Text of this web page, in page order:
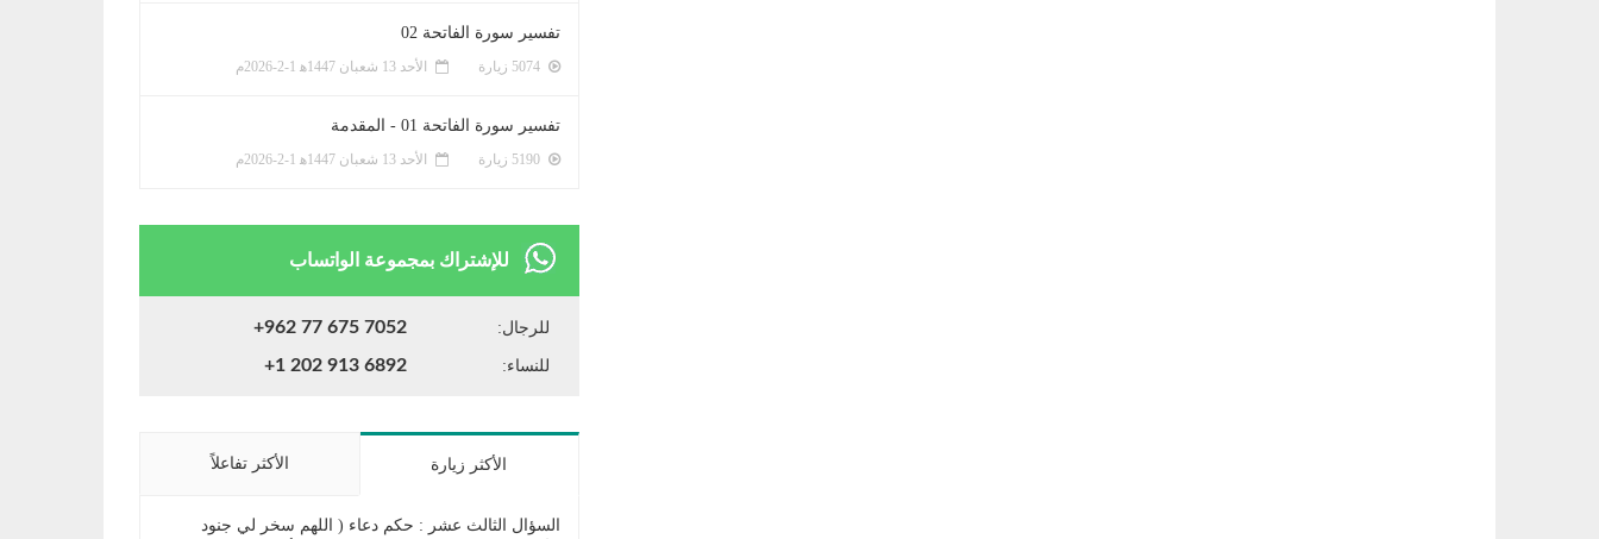
تفسير سورة الفاتحة 02
الأحد 13 شعبان 1447ﻫ 1-2-2026م
تفسير سورة الفاتحة 01 - المقدمة
الأحد 13 شعبان 1447ﻫ 1-2-2026م
للإشتراك بمجموعة الواتساب
للرجال: +962 77 675 7052
للنساء: +1 202 913 6892
الأكثر زيارة الأكثر تفاعلاً
السؤال الثالث عشر : حكم دعاء ( اللهم سخر لي جنود